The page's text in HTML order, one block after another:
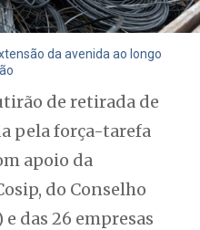
da avenida ao longo
de retirada de
pela força-tarefa
apoio da
do Conselho
das 26 empresas